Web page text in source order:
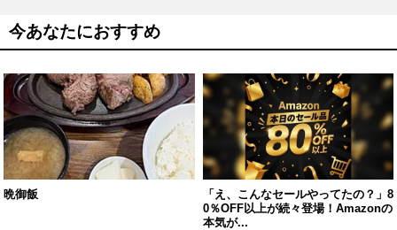
今あなたにおすすめ
晩御飯
「え、こんなセールやってたの？」8
0％OFF以上が続々登場！Amazonの
本気が...